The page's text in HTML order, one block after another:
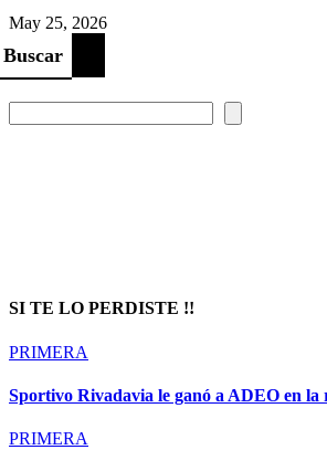
May 25, 2026
Buscar
SI TE LO PERDISTE !!
PRIMERA
Sportivo Rivadavia le ganó a ADEO en la
PRIMERA